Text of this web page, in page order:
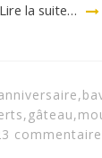
Lire la suite…
,
, gâteau,